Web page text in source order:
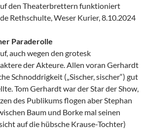
den Theaterbrettern funktioniert
Rethschulte, Weser Kurier, 8.10.2024
Paraderolle
auch wegen den grotesk
der Akteure. Allen voran Gerhardt
Schnoddrigkeit („Sischer, sischer“) gut
Tom Gerhardt war der Star der Show,
des Publikums flogen aber Stephan
Baum und Borke mal seinen
auf die hübsche Krause-Tochter)